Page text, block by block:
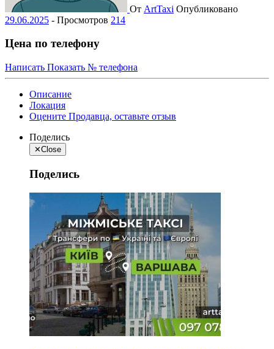
От ArtTaxi Опубликовано
29.06.2025 - Просмотров 214
Цена по телефону
Написать Показать № телефона
Описание
Локация
Оцените Продавца, оставьте отзыв
Поделись
✕Close
Поделись